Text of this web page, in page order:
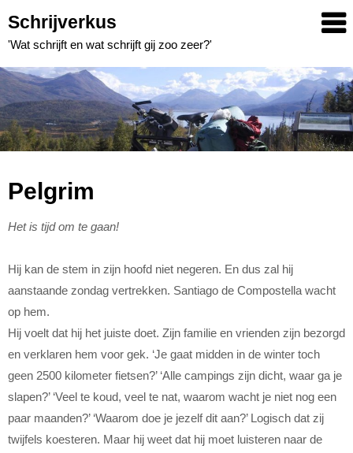
to
content
Schrijverkus
'Wat schrijft en wat schrijft gij zoo zeer?'
Pelgrim
Het is tijd om te gaan!
Hij kan de stem in zijn hoofd niet negeren. En dus zal hij
aanstaande zondag vertrekken. Santiago de Compostella wacht
op hem.
Hij voelt dat hij het juiste doet. Zijn familie en vrienden zijn bezorgd
en verklaren hem voor gek. ‘Je gaat midden in de winter toch
geen 2500 kilometer fietsen?’ ‘Alle campings zijn dicht, waar ga je
slapen?’ ‘Veel te koud, veel te nat, waarom wacht je niet nog een
paar maanden?’ ‘Waarom doe je jezelf dit aan?’ Logisch dat zij
twijfels koesteren. Maar hij weet dat hij moet luisteren naar de